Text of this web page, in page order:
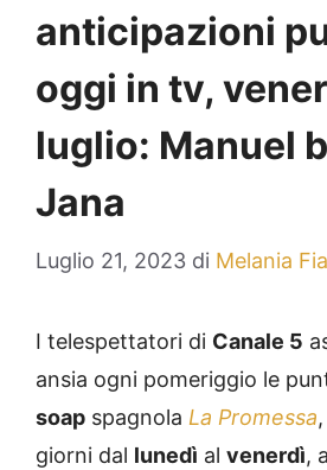
anticipazioni
oggi in tv,
luglio: Manuel
Jana
Luglio 21, 2023 di Melania
I telespettatori di Canale 5
ansia ogni pomeriggio le
soap spagnola La Promessa
giorni dal lunedì al venerdì,